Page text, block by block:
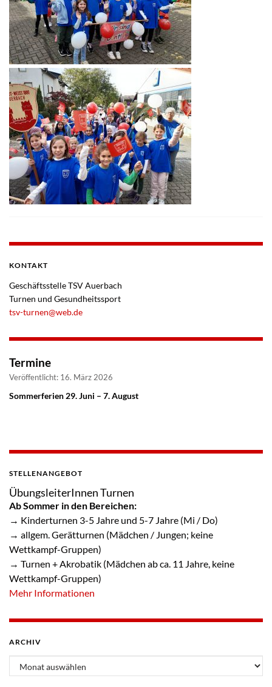
KONTAKT
Geschäftsstelle TSV Auerbach
Turnen und Gesundheitssport
tsv-turnen@web.de
Termine
Veröffentlicht: 16. März 2026
Sommerferien 29. Juni – 7. August
STELLENANGEBOT
ÜbungsleiterInnen Turnen
Ab Sommer in den Bereichen:
→ Kinderturnen 3-5 Jahre und 5-7 Jahre (Mi / Do)
→ allgem. Gerätturnen (Mädchen / Jungen; keine
Wettkampf-Gruppen)
→ Turnen + Akrobatik (Mädchen ab ca. 11 Jahre, keine
Wettkampf-Gruppen)
Mehr Informationen
ARCHIV
Archiv